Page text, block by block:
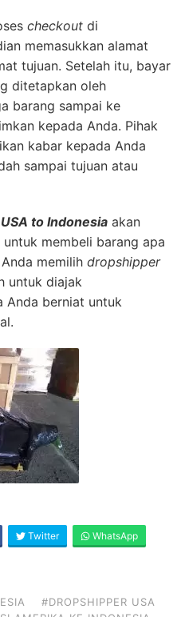
checkout di
memasukkan alamat
tujuan. Setelah itu, bayar
ditetapkan oleh
barang sampai ke
kepada Anda. Pihak
kabar kepada Anda
sampai tujuan atau
to Indonesia akan
membeli barang apa
memilih dropshipper
untuk diajak
Anda berniat untuk
Twitter WhatsApp
#DROPSHIPPER USA